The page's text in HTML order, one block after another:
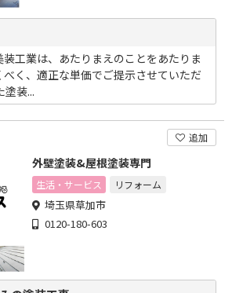
工業は、あたりまえのことをあたりま
く、適正な単価でご提示させていただ
塗装...
追加
外壁塗装&屋根塗装専門
生活・サービス リフォーム
埼玉県草加市
0120-180-603